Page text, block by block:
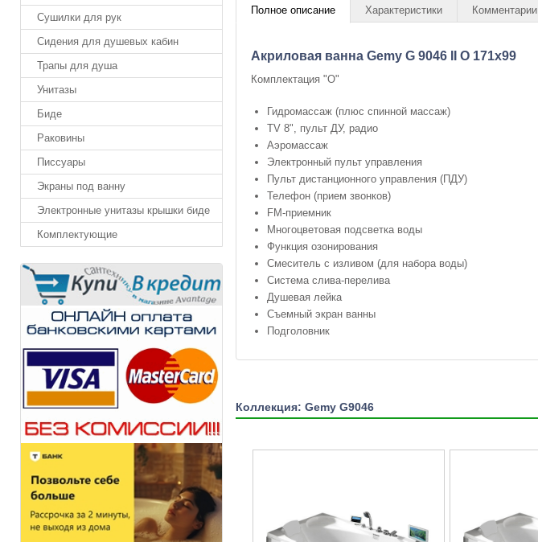
Сушилки для рук
Сидения для душевых кабин
Трапы для душа
Унитазы
Биде
Раковины
Писсуары
Экраны под ванну
Электронные унитазы крышки биде
Комплектующие
Полное описание Характеристики Комментарии
Акриловая ванна Gemy G 9046 II O 171x99
Комплектация "О"
Гидромассаж (плюс спинной массаж)
TV 8", пульт ДУ, радио
Аэромассаж
Электронный пульт управления
Пульт дистанционного управления (ПДУ)
Телефон (прием звонков)
FM-приемник
Многоцветовая подсветка воды
Функция озонирования
Смеситель с изливом (для набора воды)
Система слива-перелива
Душевая лейка
Съемный экран ванны
Подголовник
Коллекция: Gemy G9046